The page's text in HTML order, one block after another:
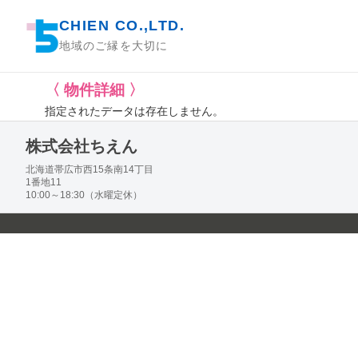
CHIEN CO.,LTD.
地域のご縁を大切に
〈 物件詳細 〉
指定されたデータは存在しません。
株式会社ちえん
北海道帯広市西15条南14丁目
1番地11
10:00～18:30（水曜定休）